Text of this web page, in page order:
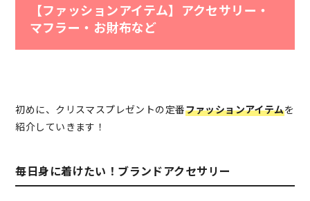
【ファッションアイテム】アクセサリー・
マフラー・お財布など
初めに、クリスマスプレゼントの定番ファッションアイテムを
紹介していきます！
毎日身に着けたい！ブランドアクセサリー